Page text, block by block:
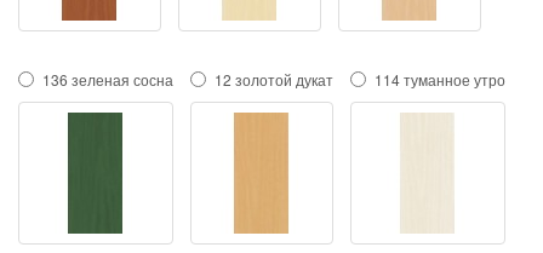
136 зеленая сосна 12 золотой дукат 114 туманное утро